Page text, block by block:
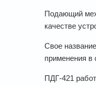
Подающий
качестве
Свое
применения в
ПДГ-421